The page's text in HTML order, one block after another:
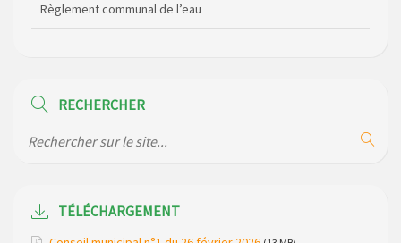
Règlement communal de l’eau
de la gendarmerie
Modification de gestion du camping de Saint Just, ses
RECHERCHER
TÉLÉCHARGEMENT